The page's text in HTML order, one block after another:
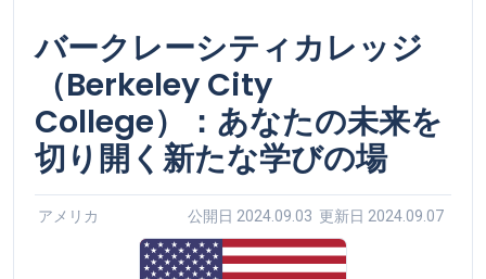
バークレーシティカレッジ
（Berkeley City
College）：あなたの未来を
切り開く新たな学びの場
アメリカ 公開日 2024.09.03 更新日 2024.09.07